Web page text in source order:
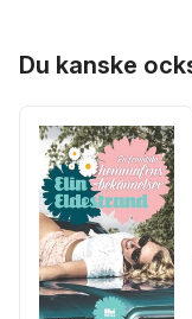
Du kanske